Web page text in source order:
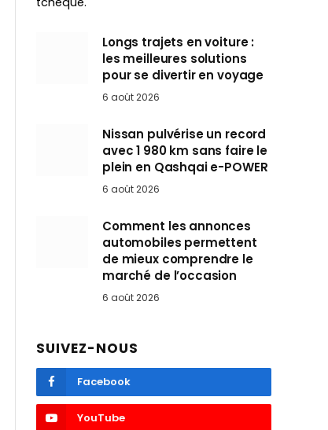
Longs trajets en voiture :
les meilleures solutions
pour se divertir en voyage
6 août 2026
Nissan pulvérise un record
avec 1 980 km sans faire le
plein en Qashqai e-POWER
6 août 2026
Comment les annonces
automobiles permettent
de mieux comprendre le
marché de l’occasion
6 août 2026
SUIVEZ-NOUS
Facebook
YouTube